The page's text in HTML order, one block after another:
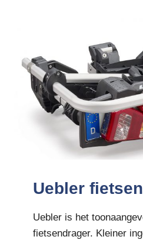
Uebler
Uebler is het
fietsendrager. Kleiner